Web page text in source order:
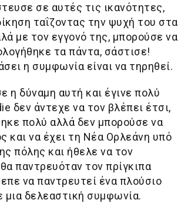
σε αυτές τις ικανότητες,
ταΐζοντας την ψυχή του στα
με τον εγγονό της, μπορούσε να
τα πάντα, σάστισε!
η συμφωνία είναι να τηρηθεί.
η δύναμη αυτή και έγινε πολύ
δεν άντεχε να τον βλέπει έτσι,
πολύ αλλά δεν μπορούσε να
και να έχει τη Νέα Ορλεάνη υπό
πόλης και ήθελε να τον
παντρευόταν τον πρίγκιπα
να παντρευτεί ένα πλούσιο
μια δελεαστική συμφωνία.